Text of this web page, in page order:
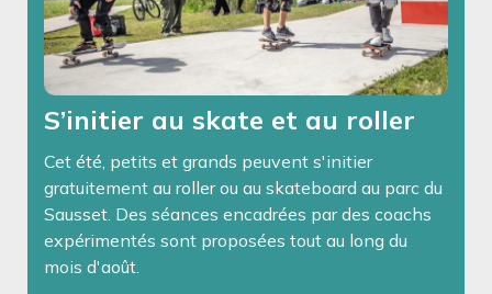
S’initier au skate et au roller
Cet été, petits et grands peuvent s'initier
gratuitement au roller ou au skateboard au parc du
Sausset. Des séances encadrées par des coachs
expérimentés sont proposées tout au long du
mois d'août.